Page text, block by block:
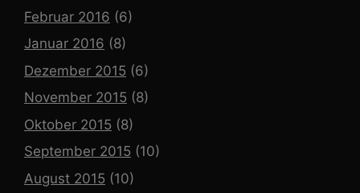
Februar 2016 (6)
Januar 2016 (8)
Dezember 2015 (6)
November 2015 (8)
Oktober 2015 (8)
September 2015 (10)
August 2015 (10)